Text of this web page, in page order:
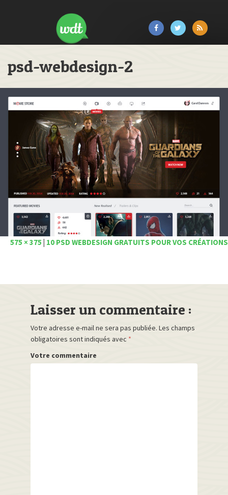
psd-webdesign-2
575 × 375 10 PSD WEBDESIGN GRATUITS POUR VOS CRÉATIONS
Laisser un commentaire :
Votre adresse e-mail ne sera pas publiée. Les champs
obligatoires sont indiqués avec *
Votre commentaire